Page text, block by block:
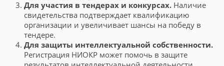
Для участия в тендерах и конкурсах. Наличие
свидетельства подтверждает квалификацию
организации и увеличивает шансы на победу в
тендере.
Для защиты интеллектуальной собственности.
Регистрация НИОКР может помочь в защите